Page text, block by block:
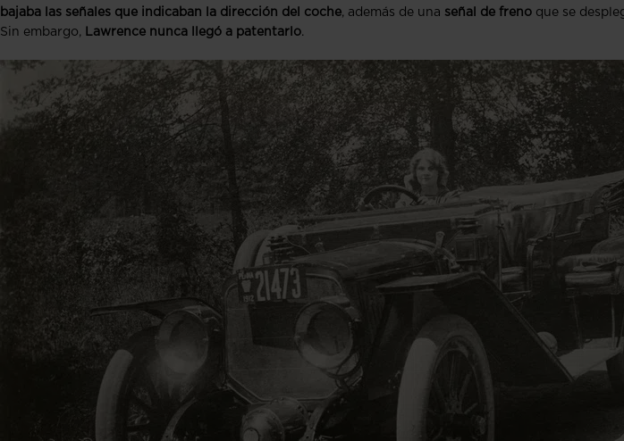
bajaba las señales que indicaban la dirección del coche, además de una señal de freno que se
Sin embargo, Lawrence nunca llegó a patentarlo.